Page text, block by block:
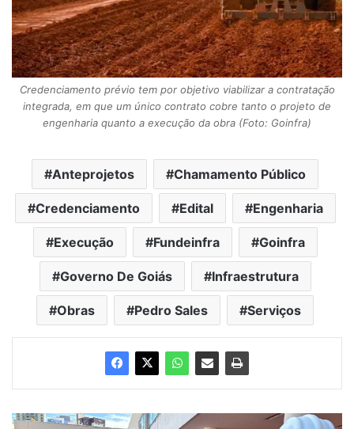
Credenciamento prévio tem por objetivo viabilizar a contratação
integrada, em que um único contrato cobre tanto o projeto de
engenharia quanto a execução da obra (Foto: Goinfra)
Anteprojetos Chamamento Público
Credenciamento Edital Engenharia
Execução Fundeinfra Goinfra
Governo De Goiás Infraestrutura
Obras Pedro Sales Serviços